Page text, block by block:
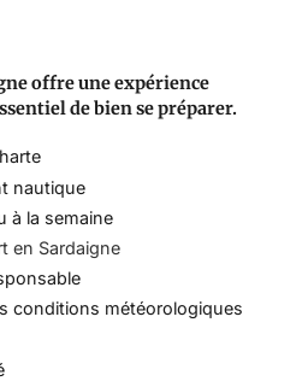
offre une expérience
de bien se préparer.
nautique
à la semaine
en Sardaigne
conditions météorologiques